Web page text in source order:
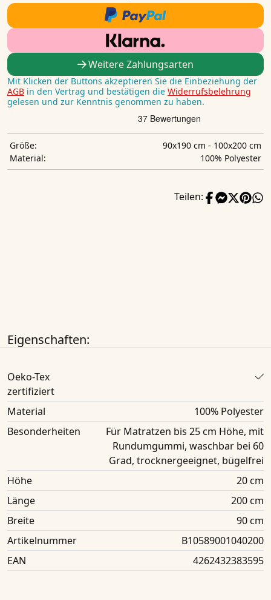
Weitere Zahlungsarten
Mit Klicken der Buttons akzeptieren Sie die Einbeziehung der
AGB in den Vertrag und bestätigen die Widerrufsbelehrung
gelesen und zur Kenntnis genommen zu haben.
Größe:
90x190 cm - 100x200 cm
Material:
‎100% Polyester
Teilen:
Eigenschaften:
Oeko-Tex
zertifiziert
Material
‎100% Polyester
Besonderheiten
Für Matratzen bis 25 cm Höhe, mit
Rundumgummi, waschbar bei 60
Grad, trocknergeeignet, bügelfrei
Höhe
20 cm
Länge
200 cm
Breite
90 cm
Artikelnummer
B10589001040200
EAN
4262432383595